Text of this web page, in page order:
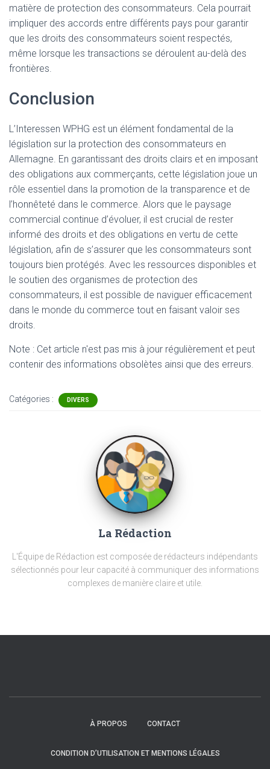
matière de protection des consommateurs. Cela pourrait
impliquer des accords entre différents pays pour garantir
que les droits des consommateurs soient respectés,
même lorsque les transactions se déroulent au-delà des
frontières.
Conclusion
L’Interessen WPHG est un élément fondamental de la
législation sur la protection des consommateurs en
Allemagne. En garantissant des droits clairs et en imposant
des obligations aux commerçants, cette législation joue un
rôle essentiel dans la promotion de la transparence et de
l’honnêteté dans le commerce. Alors que le paysage
commercial continue d’évoluer, il est crucial de rester
informé des droits et des obligations en vertu de cette
législation, afin de s’assurer que les consommateurs sont
toujours bien protégés. Avec les ressources disponibles et
le soutien des organismes de protection des
consommateurs, il est possible de naviguer efficacement
dans le monde du commerce tout en faisant valoir ses
droits.
Note : Cet article n'est pas mis à jour régulièrement et peut
contenir des informations obsolètes ainsi que des erreurs.
Catégories : DIVERS
La Rédaction
L'Équipe de Rédaction est composée de rédacteurs indépendants
sélectionnés pour leur capacité à communiquer des informations
complexes de manière claire et utile.
À PROPOS CONTACT
CONDITION D’UTILISATION ET MENTIONS LÉGALES